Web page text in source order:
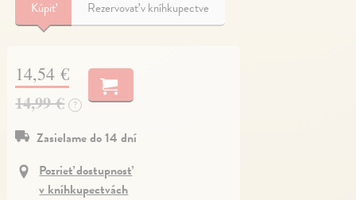
Kúpiť Rezervovať v kníhkupectve
14,54 €
14,99 € ?
Zasielame do 14 dní
Pozrieť dostupnosť
v kníhkupectvách